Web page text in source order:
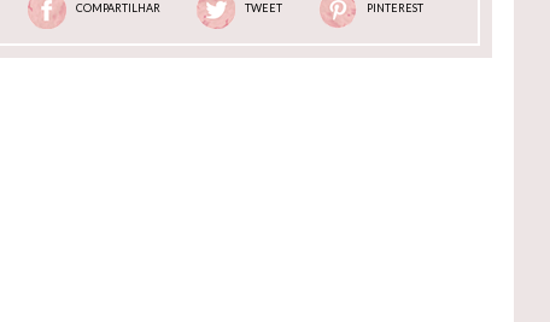
COMPARTILHAR TWEET PINTEREST